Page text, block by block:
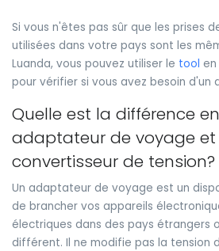
Si vous n'êtes pas sûr que les prises
utilisées dans votre pays sont les
Luanda, vous pouvez utiliser le tool
pour vérifier si vous avez besoin
Quelle est la différence
adaptateur de voyage et
convertisseur de tension?
Un adaptateur de voyage est un
de brancher vos appareils
électriques dans des pays étrangers
différent. Il ne modifie pas la tension